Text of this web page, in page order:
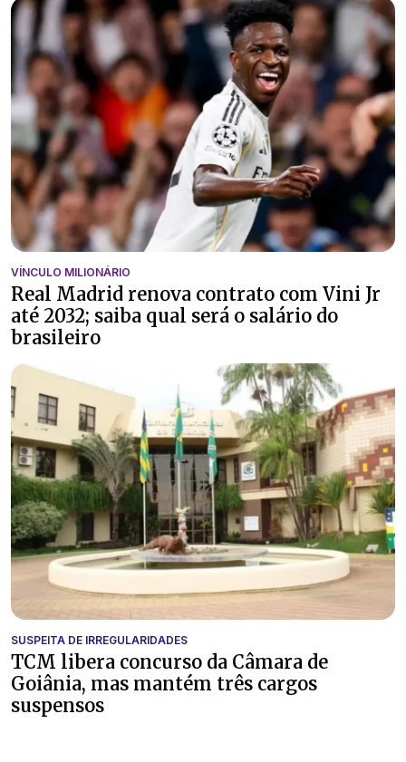
VÍNCULO MILIONÁRIO
Real Madrid renova contrato com Vini Jr
até 2032; saiba qual será o salário do
brasileiro
SUSPEITA DE IRREGULARIDADES
TCM libera concurso da Câmara de
Goiânia, mas mantém três cargos
suspensos